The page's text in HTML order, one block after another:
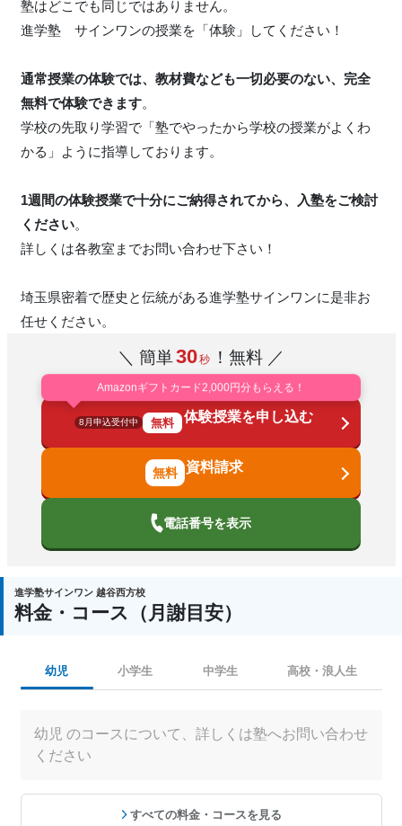
塾はどこでも同じではありません。
進学塾 サインワンの授業を「体験」してください！
通常授業の体験では、教材費なども一切必要のない、完全
無料で体験できます。
学校の先取り学習で「塾でやったから学校の授業がよくわ
かる」ように指導しております。
1週間の体験授業で十分にご納得されてから、入塾をご検討
ください。
詳しくは各教室までお問い合わせ下さい！
埼玉県密着で歴史と伝統がある進学塾サインワンに是非お
任せください。
＼ 簡単30秒 ！無料 ／
Amazonギフトカード2,000円分もらえる！
8月申込受付中 無料 体験授業を申し込む
資料請求
電話番号を表示
進学塾サインワン 越谷西方校
料金・コース（月謝目安）
幼児 小学生 中学生 高校・浪人生
幼児 のコースについて、詳しくは塾へお問い合わせ
ください
すべての料金・コースを見る